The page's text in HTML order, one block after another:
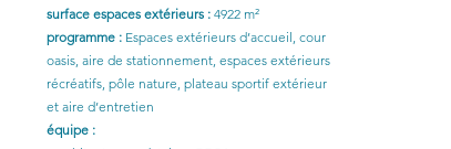
surface espaces extérieurs : 4922 m²
programme : Espaces extérieurs d’accueil, cour
oasis, aire de stationnement, espaces extérieurs
récréatifs, pôle nature, plateau sportif extérieur
et aire d’entretien
équipe :